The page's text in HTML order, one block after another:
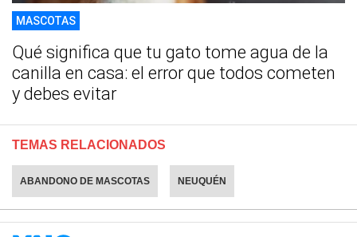
MASCOTAS
Qué significa que tu gato tome agua de la
canilla en casa: el error que todos cometen
y debes evitar
TEMAS RELACIONADOS
ABANDONO DE MASCOTAS NEUQUÉN